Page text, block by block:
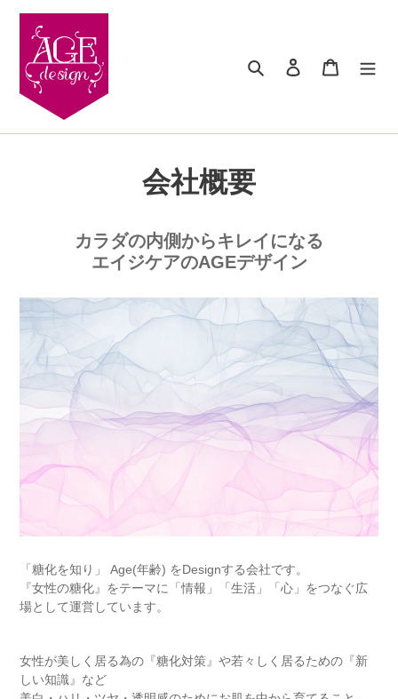
検索 ログインカート
会社概要
カラダの内側からキレイになる
エイジケアのAGEデザイン
「糖化を知り」 Age(年齢) をDesignする会社です。
『⼥性の糖化』をテーマに「情報」「⽣活」「⼼」をつなぐ広
場として運営しています。
⼥性が美しく居る為の『糖化対策』や若々しく居るための『新
しい知識』など